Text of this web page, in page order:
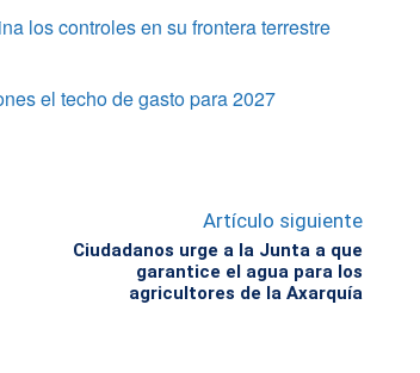
los controles en su frontera terrestre
el techo de gasto para 2027
Artículo siguiente
Ciudadanos urge a la Junta a que
garantice el agua para los
agricultores de la Axarquía